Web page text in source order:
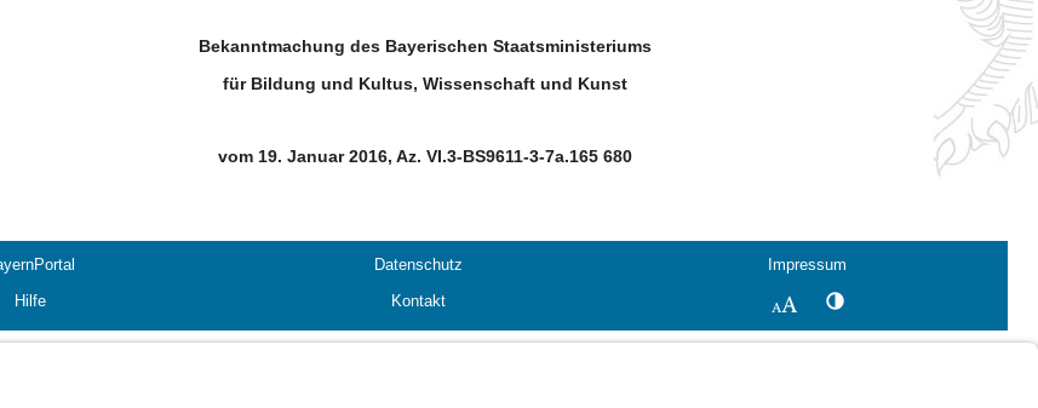
Bekanntmachung des Bayerischen Staatsministeriums
für Bildung und Kultus, Wissenschaft und Kunst
vom 19. Januar 2016, Az. VI.3-BS9611-3-7a.165 680
Datenschutz
Impressum
Hilfe Kontakt SchriftgrößeKontrastwechsel